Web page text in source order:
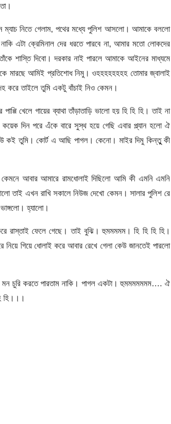
ম্যাচ নিতে গেলাম, পথের মধ্যে পুলিশ আসলো। আমাকে বললো
এটা ক্রেমিনাল দের ধরতে পারবে না, আমার মতো লোকদের
শাস্তি দিবো। দরকার নাই পারলে আমাকে আইনের মাধ্যমে
মারছে আমিই প্রতিশোধ নিমু। ওহহহহহহহহ তোমার জ্বালাই
করে তাইলে তুমি একটু বাঁচাই নিও কেমন।
খেলে গায়ের ব্যাথা তাঁড়াতাড়ি ভালো হয় হি হি হি। তাই না
দিন পরে এঁকে বারে সুস্থ হয়ে গেছি এবার প্ল্যান হলো ঐ
বউ কই তুমি। কোর্ট এ আছি পাগল। কেনো। মাইর দিমু কিন্তুু কী
আবার আমারে রামধোলাই দিছিলো আমি কী এমনি এমনি
তাই এখন রাখি সকালে নিউজ দেখো কেমন। সালার পুলিশ রে
হ্যালো।
রাস্তাই ফেলে গেছে। তাই বুঝি। হুমমমমম। হি হি হি হি।
গিয়ে ধোলাই করে আবার রেখে গেলা কেউ জানতেই পারলো
চুরি করতে পারতাম নাকি। পাগল একটা। হুমমমমমমম…. ঐ
হি।।।